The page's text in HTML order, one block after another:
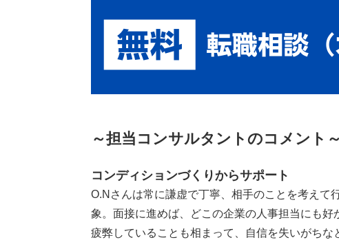
～担当コンサルタントのコメント～
コンディションづくりからサポート
O.Nさんは常に謙虚で丁寧、相手のことを考えて
象。面接に進めば、どこの企業の人事担当にも
疲弊していることも相まって、自信を失いがち